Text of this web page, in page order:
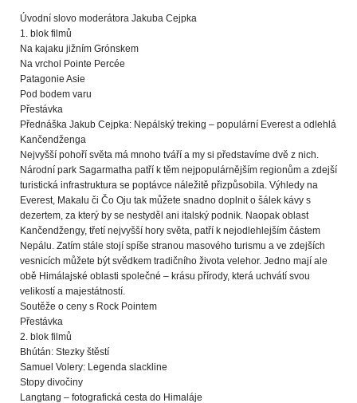
Úvodní slovo moderátora Jakuba Cejpka
1. blok filmů
Na kajaku jižním Grónskem
Na vrchol Pointe Percée
Patagonie Asie
Pod bodem varu
Přestávka
Přednáška Jakub Cejpka: Nepálský treking – populární Everest a odlehlá
Kančendženga
Nejvyšší pohoří světa má mnoho tváří a my si představíme dvě z nich.
Národní park Sagarmatha patří k těm nejpopulárnějším regionům a zdejší
turistická infrastruktura se poptávce náležitě přizpůsobila. Výhledy na
Everest, Makalu či Čo Oju tak můžete snadno doplnit o šálek kávy s
dezertem, za který by se nestyděl ani italský podnik. Naopak oblast
Kančendžengy, třetí nejvyšší hory světa, patří k nejodlehlejším částem
Nepálu. Zatím stále stojí spíše stranou masového turismu a ve zdejších
vesnicích můžete být svědkem tradičního života velehor. Jedno mají ale
obě Himálajské oblasti společné – krásu přírody, která uchvátí svou
velikostí a majestátností.
Soutěže o ceny s Rock Pointem
Přestávka
2. blok filmů
Bhútán: Stezky štěstí
Samuel Volery: Legenda slackline
Stopy divočiny
Langtang – fotografická cesta do Himaláje